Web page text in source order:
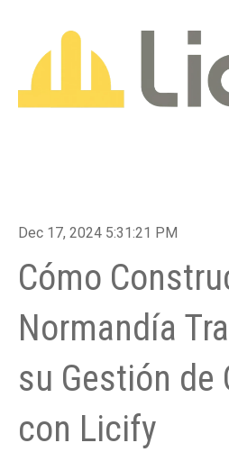
Dec 17, 2024 5:31:21 PM
Cómo
Normandía
su Gestión de
con Licify